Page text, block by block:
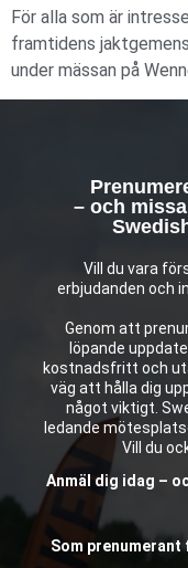
För alla som är
framtidens
under mässan på
– och
Vill du vara
erbjudanden och
Genom att
löpande
kostnadsfritt och
väg att hålla dig
något viktigt.
ledande
Vill du
Anmäl dig idag –
Som prenumerant